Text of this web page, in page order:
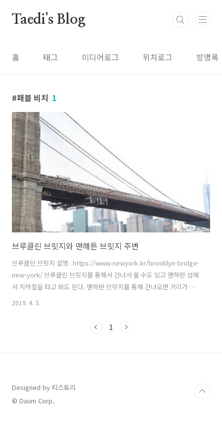
Taedi's Blog
홈 태그 미디어로그 위치로그 방명록
패블 비치 1
브루클린 브릿지와 맨해튼 브릿지 주변
브루클린 브릿지 설명 : https://www.newyork.kr/brooklyn-bridge-
new-york/ 브루클린 브릿지를 통해서 건너서 올 수도 있고 맨하탄 섬에
서 지하철을 타고 와도 된다. 맨하탄 브릿지를 통해 건너오면 거리가 멀
어 불편할 수 있지만 오는 도중에 리틀이탈리아 와 차이나 타운을 볼 수
쪽으로 걸어서 덤보 지역에 쉽게 접근 할 수 있다. 2013년 여행할 당시에
2019. 4. 3.
1
Designed by 티스토리
© Daum Corp.